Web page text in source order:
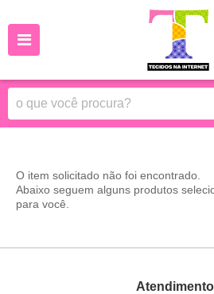
O item solicitado não foi encontrado.
Abaixo seguem alguns produtos
para você.
Atendimento